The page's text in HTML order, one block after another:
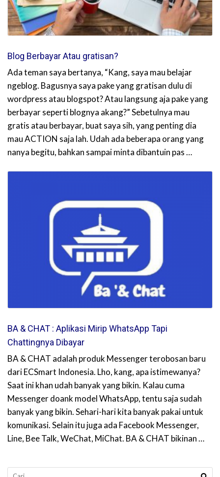
Blog Berbayar Atau gratisan?
Ada teman saya bertanya, “Kang, saya mau belajar
ngeblog. Bagusnya saya pake yang gratisan dulu di
wordpress atau blogspot? Atau langsung aja pake yang
berbayar seperti blognya akang?” Sebetulnya mau
gratis atau berbayar, buat saya sih, yang penting dia
mau ACTION saja lah. Udah ada beberapa orang yang
nanya begitu, bahkan sampai minta dibantuin pas …
BA & CHAT : Aplikasi Mirip WhatsApp Tapi
Chattingnya Dibayar
BA & CHAT adalah produk Messenger terobosan baru
dari ECSmart Indonesia. Lho, kang, apa istimewanya?
Saat ini khan udah banyak yang bikin. Kalau cuma
Messenger doank model WhatsApp, tentu saja sudah
banyak yang bikin. Sehari-hari kita banyak pakai untuk
komunikasi. Selain itu juga ada Facebook Messenger,
Line, Bee Talk, WeChat, MiChat. BA & CHAT bikinan …
Cari